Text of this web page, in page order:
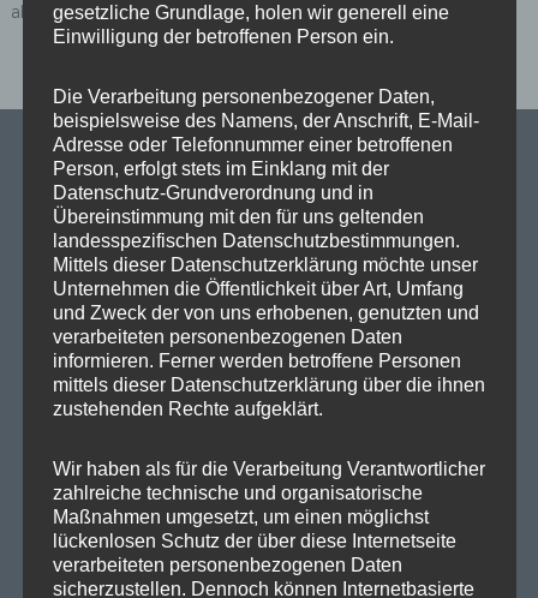
abzugeben.
SPD Links
SPD in Europaparlament
SPD Deutschland
SPD Bundestragsfraktion
SPD Berlin
SPD Reinickendorf
SPD Fraktion in der BVV
SPD Berliner Mitte
gesetzliche Grundlage, holen wir generell eine
Einwilligung der betroffenen Person ein.
Die Verarbeitung personenbezogener Daten,
beispielsweise des Namens, der Anschrift, E-Mail-
Adresse oder Telefonnummer einer betroffenen
Person, erfolgt stets im Einklang mit der
Datenschutz-Grundverordnung und in
Übereinstimmung mit den für uns geltenden
landesspezifischen Datenschutzbestimmungen.
Mittels dieser Datenschutzerklärung möchte unser
Unternehmen die Öffentlichkeit über Art, Umfang
und Zweck der von uns erhobenen, genutzten und
verarbeiteten personenbezogenen Daten
informieren. Ferner werden betroffene Personen
mittels dieser Datenschutzerklärung über die ihnen
zustehenden Rechte aufgeklärt.
Wir haben als für die Verarbeitung Verantwortlicher
zahlreiche technische und organisatorische
Maßnahmen umgesetzt, um einen möglichst
lückenlosen Schutz der über diese Internetseite
verarbeiteten personenbezogenen Daten
sicherzustellen. Dennoch können Internetbasierte